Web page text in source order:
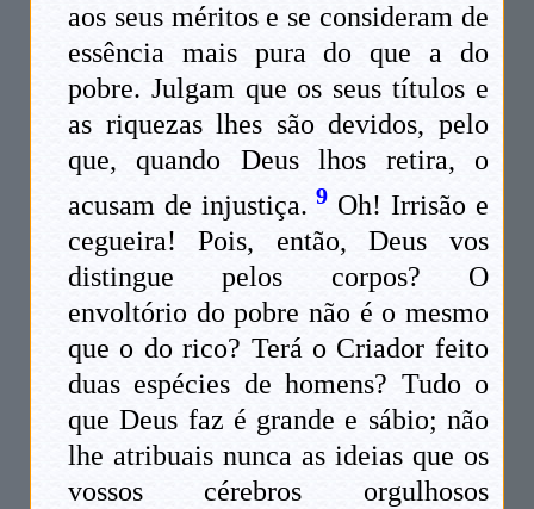
aos seus méritos e se consideram de
essência mais pura do que a do
pobre. Julgam que os seus títulos e
as riquezas lhes são devidos, pelo
que, quando Deus lhos retira, o
acusam de injustiça.9 Oh! Irrisão e
cegueira! Pois, então, Deus vos
distingue pelos corpos? O
envoltório do pobre não é o mesmo
que o do rico? Terá o Criador feito
duas espécies de homens? Tudo o
que Deus faz é grande e sábio; não
lhe atribuais nunca as ideias que os
vossos cérebros orgulhosos